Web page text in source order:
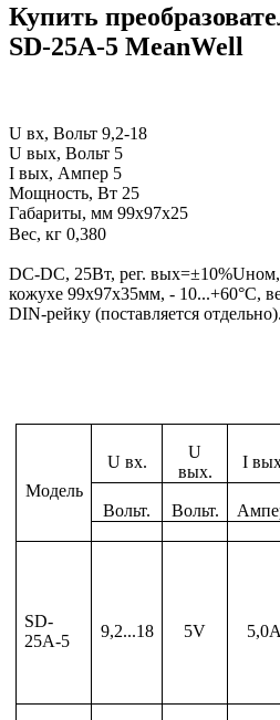
Купить
SD-25A-5 MeanWell
U вх, Вольт 9,2-18
U вых, Вольт 5
I вых, Ампер 5
Мощность, Вт 25
Габариты, мм 99х97х25
Вес, кг 0,380
DC-DC, 25Вт, рег. вых=±10%Uном,
кожухе 99х97х35мм, - 10...+60°С,
DIN-рейку (поставляется отдельно).
Модель
U вх.
U
вых.
I
Вольт.
Вольт.
SD-
25A-5
9,2...18 5V 5,0A